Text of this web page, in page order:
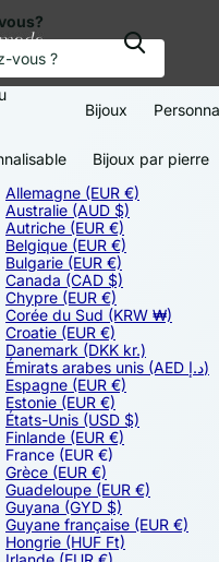
Bijoux
Bijoux par pierre
Allemagne (EUR €)
Australie (AUD $)
Autriche (EUR €)
Belgique (EUR €)
Bulgarie (EUR €)
Canada (CAD $)
Chypre (EUR €)
Corée du Sud (KRW ₩)
Croatie (EUR €)
Danemark (DKK kr.)
Émirats arabes unis
(AED د.إ)
Espagne (EUR €)
Estonie (EUR €)
États-Unis (USD $)
Finlande (EUR €)
France (EUR €)
Grèce (EUR €)
Guadeloupe (EUR €)
Guyana (GYD $)
Guyane française (EUR €)
Hongrie (HUF Ft)